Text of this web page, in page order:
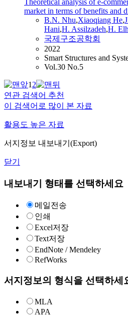
Theoretical analysis of e-
market in terms of benefits and
B.N. Nhu,Xiaoqiang He,
Hani,H. Assilzadeh,H.
국제구조공학회
2022
Smart Structures and
Vol.30 No.5
12
연관 검색어 추천
이 검색어로 많이 본 자료
활용도 높은 자료
서지정보 내보내기(Export)
닫기
내보내기 형태를 선택하세요
메일전송
인쇄
Excel저장
Text저장
EndNote / Mendeley
RefWorks
서지정보의 형식을 선택하세
MLA
APA